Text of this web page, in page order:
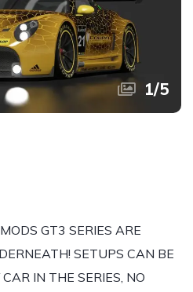
1/5
GT3 SERIES ARE
SETUPS CAN BE
IN THE SERIES, NO